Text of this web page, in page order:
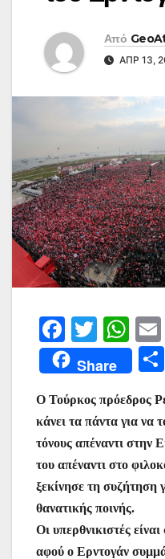
Από
ΑΠΡ 13,
F
a
c
e
b
o
o
k
T
w
itt
er
W
h
at
s
A
p
p
Share
Ο Τούρκος πρόεδρος
κάνει τα πάντα για να
τόνους απέναντι
του απέναντι στο
ξεκίνησε τη συζήτηση
θανατικής ποινής.
Οι υπερθνικιστές
αφού ο Ερντογάν